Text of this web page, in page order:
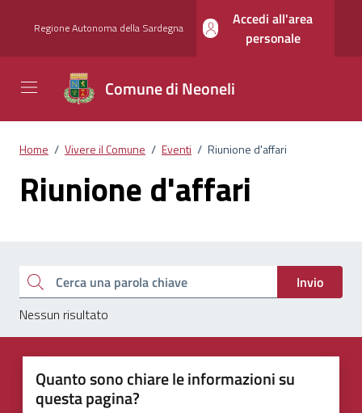
Regione Autonoma della Sardegna
Accedi all'area
personale
Comune di Neoneli
Home / Vivere il Comune / Eventi / Riunione d'affari
Riunione d'affari
Esplora tutti i documenti
Cerca una parola chiave
Invio
Nessun risultato
Quanto sono chiare le informazioni su
questa pagina?